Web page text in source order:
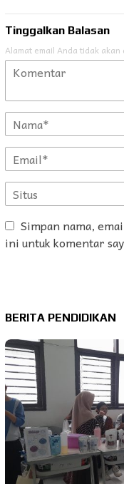
Tinggalkan Balasan
Alamat email Anda tidak akan
Simpan nama,
ini untuk komentar
BERITA PENDIDIKAN